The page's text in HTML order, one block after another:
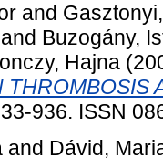
and
and Buzogány,
Hajna
THROMBOSIS
936. ISSN
and Dávid,